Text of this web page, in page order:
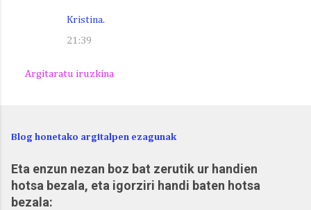
Kristina.
21:39
Argitaratu iruzkina
Blog honetako argitalpen ezagunak
Eta enzun nezan boz bat zerutik ur handien
hotsa bezala, eta igorziri handi baten hotsa
bezala: